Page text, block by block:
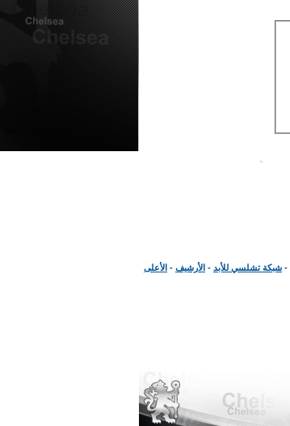
- شبكة تشلسي للأبد - الأرشيف - الأعلى